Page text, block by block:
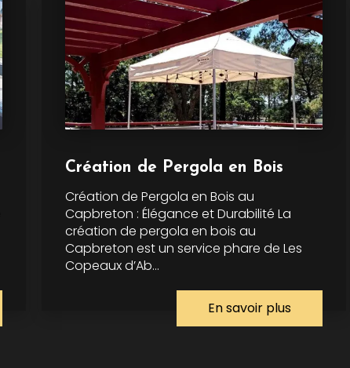
Création de Pergola en Bois
Création de Pergola en Bois au
Capbreton : Élégance et Durabilité La
création de pergola en bois au
Capbreton est un service phare de Les
Copeaux d’Ab...
En savoir plus